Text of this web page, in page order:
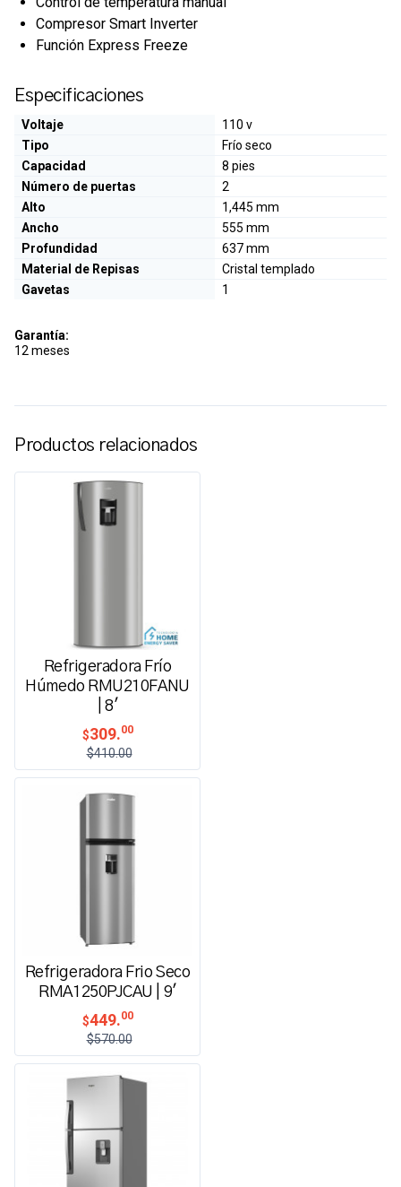
Compresor Smart Inverter
Función Express Freeze
Especificaciones
Voltaje
110 v
Tipo
Frío seco
Capacidad
8 pies
Número de puertas
2
Alto
1,445 mm
Ancho
555 mm
Profundidad
637 mm
Material de Repisas
Cristal templado
Gavetas
1
Garantía:
12 meses
Productos relacionados
Refrigeradora Frío
Húmedo RMU210FANU
| 8'
$309.00
$410.00
Refrigeradora Frio Seco
RMA1250PJCAU | 9'
$449.00
$570.00